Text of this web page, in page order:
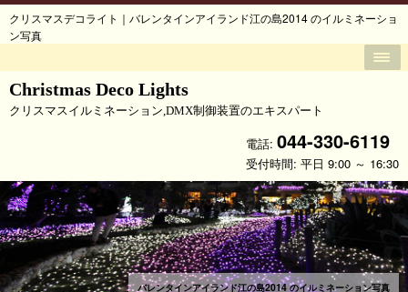
クリスマスデコライト｜バレンタインアイランド江の島2014 のイルミネーショ
ン写真
Christmas Deco Lights
クリスマスイルミネーション,DMX制御装置のエキスパート
電話: 044-330-6119
受付時間: 平日 9:00 ～ 16:30
バレンタインアイランド江の島2014 のイルミネーション写真